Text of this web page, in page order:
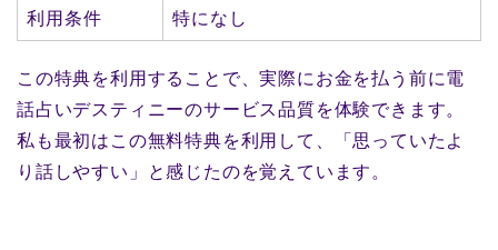
利用条件 特になし
この特典を利用することで、実際にお金を払う前に電
話占いデスティニーのサービス品質を体験できます。
私も最初はこの無料特典を利用して、「思っていたよ
り話しやすい」と感じたのを覚えています。